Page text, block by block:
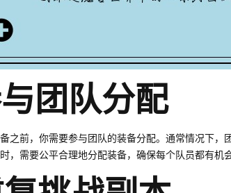
团队分配
之前，你需要参与团队的装备分配。通常情况下
，需要公平合理地分配装备，确保每个队员都有机